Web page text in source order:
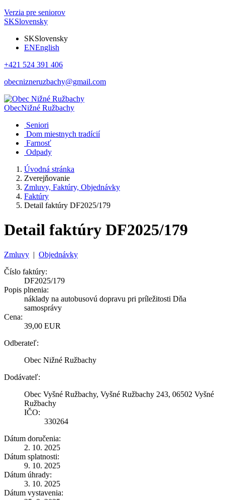
Verzia pre seniorov
SKSlovensky
SKSlovensky
ENEnglish
+421 524 391 406
obecnizneruzbachy@gmail.com
ObecNižné Ružbachy
Seniori
Dom miestnych tradícií
Farnosť
Odpady
Úvodná stránka
Zverejňovanie
Zmluvy, Faktúry, Objednávky
Faktúry
Detail faktúry DF2025/179
Detail faktúry DF2025/179
Zmluvy | Objednávky
Číslo faktúry:
DF2025/179
Popis plnenia:
náklady na autobusovú dopravu pri príležitosti Dňa
samosprávy
Cena:
39,00 EUR
Odberateľ:
Obec Nižné Ružbachy
Dodávateľ:
Obec Vyšné Ružbachy, Vyšné Ružbachy 243, 06502 Vyšné
Ružbachy
IČO:
330264
Dátum doručenia:
2. 10. 2025
Dátum splatnosti:
9. 10. 2025
Dátum úhrady:
3. 10. 2025
Dátum vystavenia: